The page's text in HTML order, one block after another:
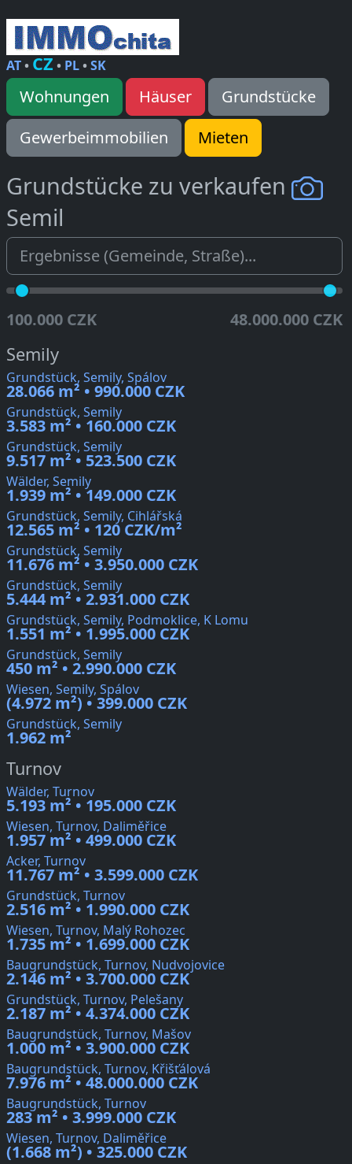
AT• CZ • PL•SK
Wohnungen Häuser
Grundstücke
Gewerbeimmobilien
Mieten
Grundstücke zu verkaufen
Semil
100.000 CZK 48.000.000 CZK
Semily
Grundstück, Semily, Spálov
28.066 m² • 990.000 CZK
Grundstück, Semily
3.583 m² • 160.000 CZK
Grundstück, Semily
9.517 m² • 523.500 CZK
Wälder, Semily
1.939 m² • 149.000 CZK
Grundstück, Semily, Cihlářská
12.565 m² • 120 CZK/m²
Grundstück, Semily
11.676 m² • 3.950.000 CZK
Grundstück, Semily
5.444 m² • 2.931.000 CZK
Grundstück, Semily, Podmoklice, K Lomu
1.551 m² • 1.995.000 CZK
Grundstück, Semily
450 m² • 2.990.000 CZK
Wiesen, Semily, Spálov
(4.972 m²) • 399.000 CZK
Grundstück, Semily
1.962 m²
Turnov
Wälder, Turnov
5.193 m² • 195.000 CZK
Wiesen, Turnov, Daliměřice
1.957 m² • 499.000 CZK
Acker, Turnov
11.767 m² • 3.599.000 CZK
Grundstück, Turnov
2.516 m² • 1.990.000 CZK
Wiesen, Turnov, Malý Rohozec
1.735 m² • 1.699.000 CZK
Baugrundstück, Turnov, Nudvojovice
2.146 m² • 3.700.000 CZK
Grundstück, Turnov, Pelešany
2.187 m² • 4.374.000 CZK
Baugrundstück, Turnov, Mašov
1.000 m² • 3.900.000 CZK
Baugrundstück, Turnov, Křišťálová
7.976 m² • 48.000.000 CZK
Baugrundstück, Turnov
283 m² • 3.999.000 CZK
Wiesen, Turnov, Daliměřice
(1.668 m²) • 325.000 CZK